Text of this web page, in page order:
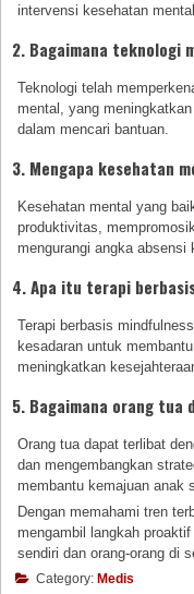
intervensi kesehatan
2. Bagaimana teknologi
Teknologi telah
mental, yang
dalam mencari bantuan.
3. Mengapa kesehatan
Kesehatan mental yang
produktivitas,
mengurangi angka absensi
4. Apa itu terapi
Terapi berbasis
kesadaran untuk
meningkatkan
5. Bagaimana orang
Orang tua dapat terlibat
dan mengembangkan
membantu kemajuan anak
Dengan memahami tren
mengambil langkah
sendiri dan orang-orang di
Category: Medis